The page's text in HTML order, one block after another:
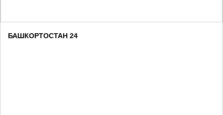
БАШКОРТОСТАН 24